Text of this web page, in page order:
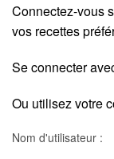
Connectez-vous
vos recettes
Se connecter
Ou utilisez votre
Nom d'utilisateur :